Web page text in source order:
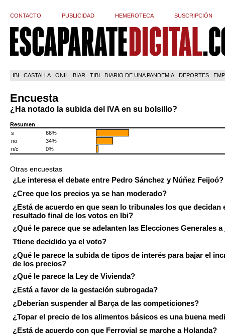
CONTACTO PUBLICIDAD HEMEROTECA SUSCRIPCIÓN
IBI CASTALLA ONIL BIAR TIBI DIARIO DE UNA PANDEMIA DEPORTES
Encuesta
¿Ha notado la subida del IVA en su bolsillo?
Resumen
s
66%
no
34%
n/c
0%
Otras encuestas
¿Le interesa el debate entre Pedro Sánchez y Núñez Feijoó?
¿Cree que los precios ya se han moderado?
¿Está de acuerdo en que sean lo tribunales los que decidan
resultado final de los votos en Ibi?
¿Qué le parece que se adelanten las Elecciones Generales
Ttiene decidido ya el voto?
¿Qué le parece la subida de tipos de interés para bajar el
de los precios?
¿Qué le parece la Ley de Vivienda?
¿Está a favor de la gestación subrogada?
¿Deberían suspender al Barça de las competiciones?
¿Topar el precio de los alimentos básicos es una buena
¿Está de acuerdo con que Ferrovial se marche a Holanda?